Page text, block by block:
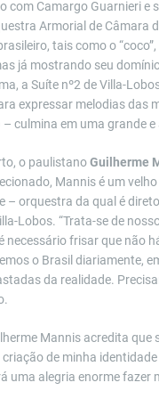
com Camargo Guarnieri
Armorial de Câmara
tais como o
já mostrando seu
a Suíte nº2 de Villa-
expressar melodias
culmina em uma grande
o paulistanoGuilherme
Mannis é um
– orquestra da qual é
Lobos. “Trata-se de
necessário frisar que não
o Brasil diariamente,
da realidade.
Mannis acredita
de minha
uma alegria enorme fazer